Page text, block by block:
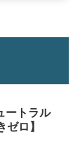
ートラル
ゼロ】